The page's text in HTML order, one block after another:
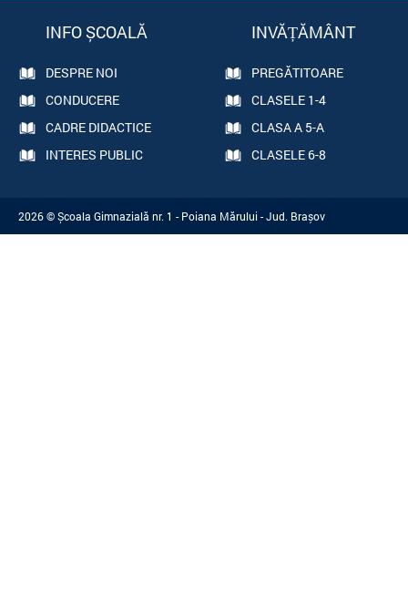
INFO ȘCOALĂ INVĂȚĂMÂNT
DESPRE NOI
PREGĂTITOARE
CONDUCERE
CLASELE 1-4
CADRE DIDACTICE
CLASA A 5-A
INTERES PUBLIC
CLASELE 6-8
2026 © Școala Gimnazială nr. 1 - Poiana Mărului - Jud. Brașov